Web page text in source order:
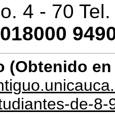
4 - 70
018000
(Obtenido
de-